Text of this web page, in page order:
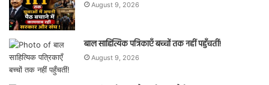
August 9, 2026
बाल साहित्यिक पत्रिकाएँ बच्चों तक नहीं पहुँचतीं!
August 9, 2026